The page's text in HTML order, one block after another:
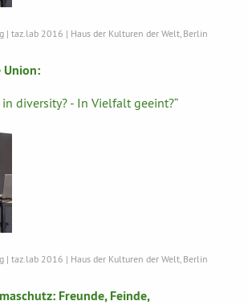
| taz.lab 2016 | Haus der Kulturen der Welt, Berlin
Union:
in diversity? - In Vielfalt geeint?“
| taz.lab 2016 | Haus der Kulturen der Welt, Berlin
Freunde, Feinde,